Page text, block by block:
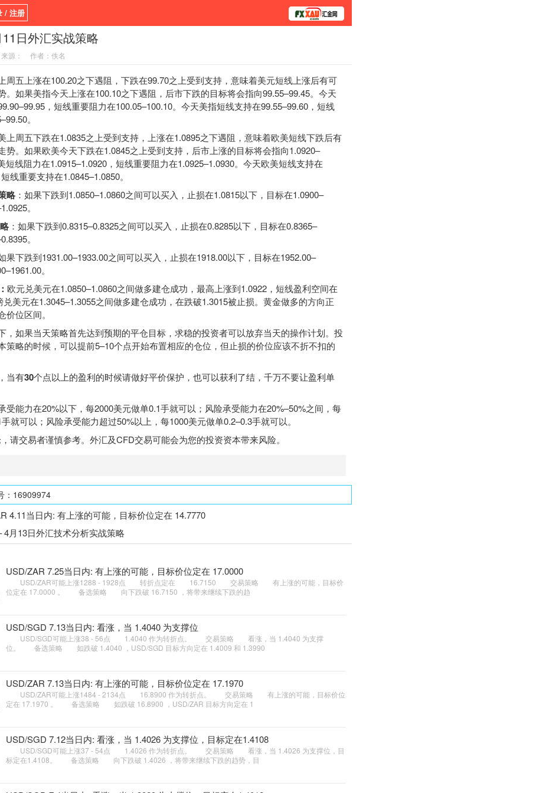
/ 注册
新闻
指标EA
日外汇实战策略
来源： 作者：佚名
周五上涨在100.20之下遇阻，下跌在99.70之上受到支持，意味着美元短线上涨后有可
。如果美指今天上涨在100.10之下遇阻，后市下跌的目标将会指向99.55–99.45。今天
，短线重要阻力在100.05–100.10。今天美指短线支持在99.55–99.60，短线
。
上周五下跌在1.0835之上受到支持，上涨在1.0895之下遇阻，意味着欧美短线下跌后有
势。如果欧美今天下跌在1.0845之上受到支持，后市上涨的目标将会指向1.0920–
短线阻力在1.0915–1.0920，短线重要阻力在1.0925–1.0930。今天欧美短线支持在
线重要支持在1.0845–1.0850。
略 ：如果下跌到1.0850–1.0860之间可以买入，止损在1.0815以下，目标在1.0900–
。
：如果下跌到0.8315–0.8325之间可以买入，止损在0.8285以下，目标在0.8365–
。
果下跌到1931.00–1933.00之间可以买入，止损在1918.00以下，目标在1952.00–
。
欧元兑美元在1.0850–1.0860之间做多建仓成功，最高上涨到1.0922，短线盈利空间在
兑美元在1.3045–1.3055之间做多建仓成功，在跌破1.3015被止损。黄金做多的方向正
位区间。
，如果当天策略首先达到预期的平仓目标，求稳的投资者可以放弃当天的操作计划。投
策略的时候，可以提前5–10个点开始布置相应的仓位，但止损的价位应该不折不扣的
当有30个点以上的盈利的时候请做好平价保护，也可以获利了结，千万不要让盈利单
受能力在20%以下，每2000美元做单0.1手就可以；风险承受能力在20%–50%之间，每
就可以；风险承受能力超过50%以上，每1000美元做单0.2–0.3手就可以。
请交易者谨慎参考。外汇及CFD交易可能会为您的投资资本带来风险。
：16909974
4.11当日内: 有上涨的可能，目标价位定在 14.7770
4月13日外汇技术分析实战策略
USD/ZAR 7.25当日内: 有上涨的可能，目标价位定在 17.0000
USD/ZAR可能上涨1288 - 1928点 转折点定在 16.7150 交易策略 有上涨的可能，目标价
位定在 17.0000 。 备选策略 向下跌破 16.7150 ，将带来继续下跌的趋
USD/SGD 7.13当日内: 看涨，当 1.4040 为支撑位
USD/SGD可能上涨38 - 56点 1.4040 作为转折点。 交易策略 看涨，当 1.4040 为支撑
位。 备选策略 如跌破 1.4040 ，USD/SGD 目标方向定在 1.4009 和 1.3990
USD/ZAR 7.13当日内: 有上涨的可能，目标价位定在 17.1970
USD/ZAR可能上涨1484 - 2134点 16.8900 作为转折点。 交易策略 有上涨的可能，目标价位
定在 17.1970 。 备选策略 如跌破 16.8900 ，USD/ZAR 目标方向定在 1
USD/SGD 7.12当日内: 看涨，当 1.4026 为支撑位，目标定在1.4108
USD/SGD可能上涨37 - 54点 1.4026 作为转折点。 交易策略 看涨，当 1.4026 为支撑位，目
标定在1.4108。 备选策略 向下跌破 1.4026 ，将带来继续下跌的趋势，目